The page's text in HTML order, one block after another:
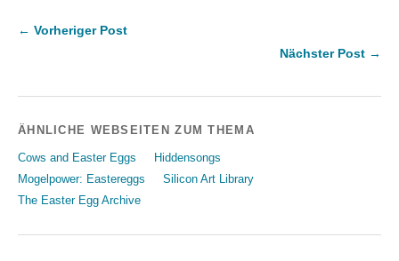
← Vorheriger Post
Nächster Post →
ÄHNLICHE WEBSEITEN ZUM THEMA
Cows and Easter Eggs
Hiddensongs
Mogelpower: Eastereggs
Silicon Art Library
The Easter Egg Archive